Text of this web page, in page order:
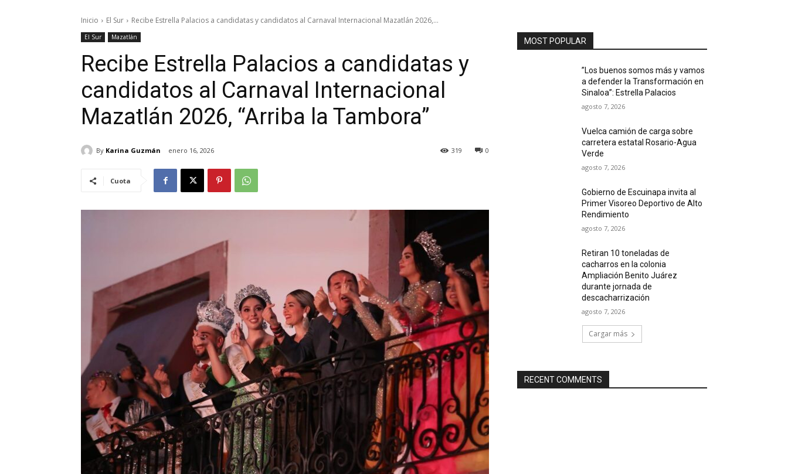
Inicio El Sur Recibe Estrella Palacios a candidatas y candidatos al Carnaval Internacional Mazatlán 2026,...
El Sur Mazatlán
Recibe Estrella Palacios a candidatas y
candidatos al Carnaval Internacional
Mazatlán 2026, “Arriba la Tambora”
By Karina Guzmán enero 16, 2026 0
319
Cuota
MOST POPULAR
”Los buenos somos más y vamos
a defender la Transformación en
Sinaloa”: Estrella Palacios
agosto 7, 2026
Vuelca camión de carga sobre
carretera estatal Rosario-Agua
Verde
agosto 7, 2026
Gobierno de Escuinapa invita al
Primer Visoreo Deportivo de Alto
Rendimiento
agosto 7, 2026
Retiran 10 toneladas de
cacharros en la colonia
Ampliación Benito Juárez
durante jornada de
descacharrización
agosto 7, 2026
Cargar más
RECENT COMMENTS